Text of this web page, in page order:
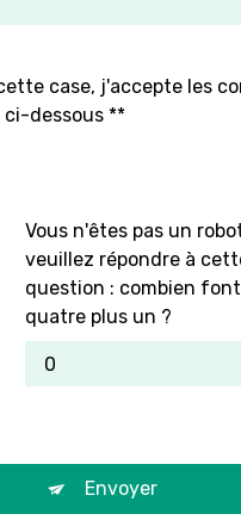
case, j'accepte les
dessous **
Vous n'êtes pas un
veuillez répondre à
question : combien font
quatre plus un ?
Envoyer